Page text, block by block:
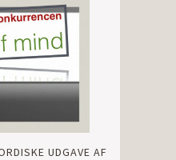
UDGAVE AF